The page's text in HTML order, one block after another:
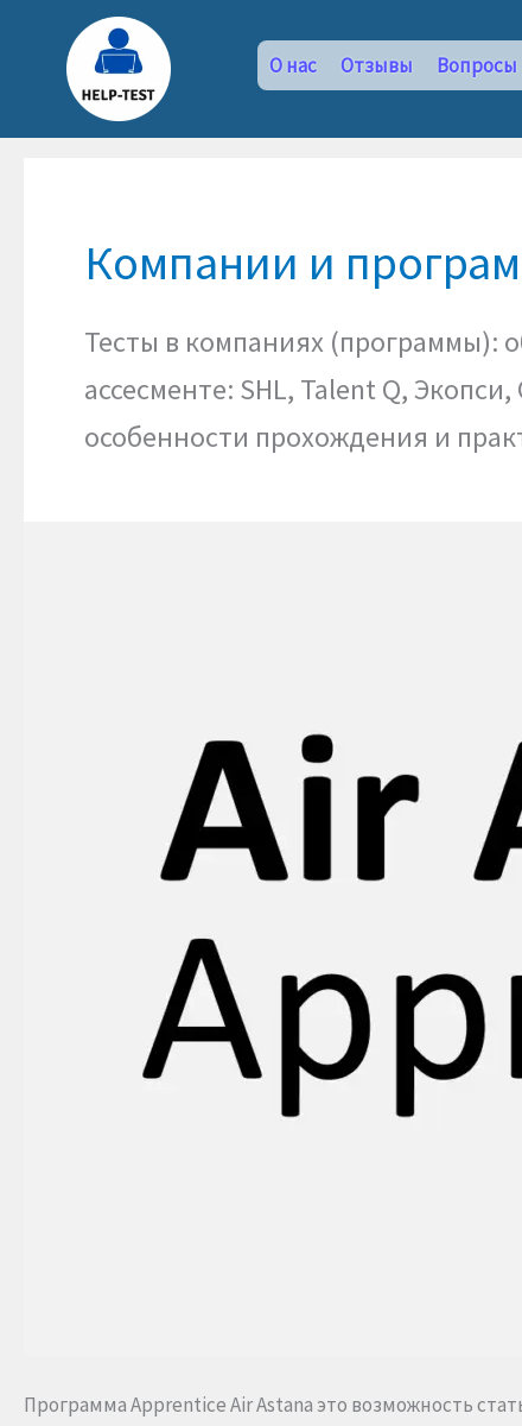
содержимому
О нас Отзывы Вопросы
Компании и
Тесты в компаниях (программы):
ассесменте: SHL, Talent Q,
особенности прохождения и
Программа Apprentice Air Astana это возможность